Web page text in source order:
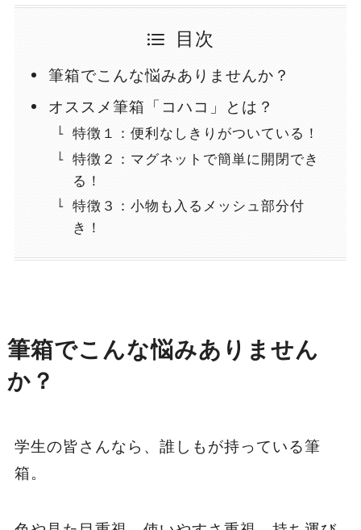
目次
筆箱でこんな悩みありませんか？
オススメ筆箱「コハコ」とは？
特徴１：便利なしきりがついている！
特徴２：マグネットで簡単に開閉でき
る！
特徴３：小物も入るメッシュ部分付
き！
筆箱でこんな悩みありません
か？
学生の皆さんなら、誰しもが持っている筆
箱。